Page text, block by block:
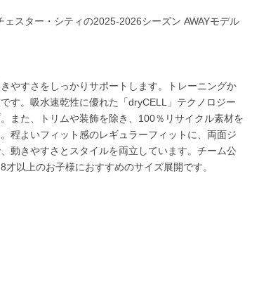
スター・シティの2025-2026シーズン AWAYモデル
やすさをしっかりサポートします。トレーニングか
す。吸水速乾性に優れた「dryCELL」テクノロジー
また、トリムや装飾を除き、100％リサイクル素材を
程よいフィット感のレギュラーフィットに、両面ジ
動きやすさとスタイルを両立しています。チーム公
以上のお子様におすすめのサイズ展開です。